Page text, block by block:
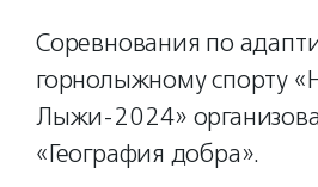
Соревнования по
горнолыжному спорту
Лыжи-2024»
«География добра».